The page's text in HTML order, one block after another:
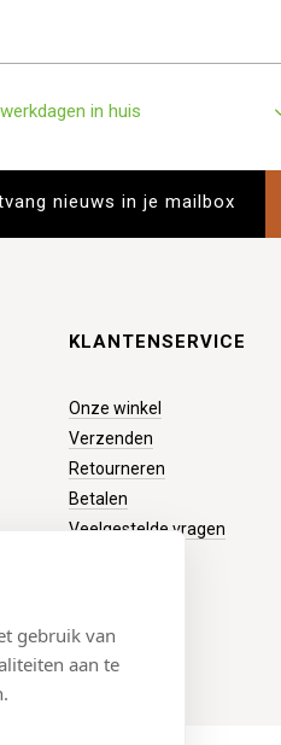
gebruik van
aan te
in huis
KLANTENSERVICE
Onze winkel
Verzenden
Retourneren
Betalen
Veelgestelde vragen